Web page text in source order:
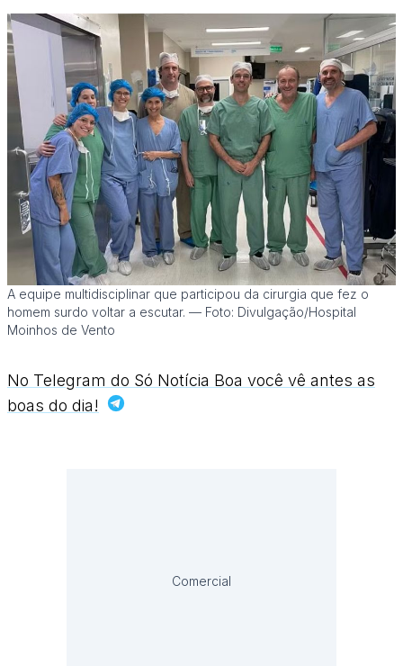
A equipe multidisciplinar que participou da cirurgia que fez o
homem surdo voltar a escutar. — Foto: Divulgação/Hospital
Moinhos de Vento
No Telegram do Só Notícia Boa você vê antes as
boas do dia!
Comercial